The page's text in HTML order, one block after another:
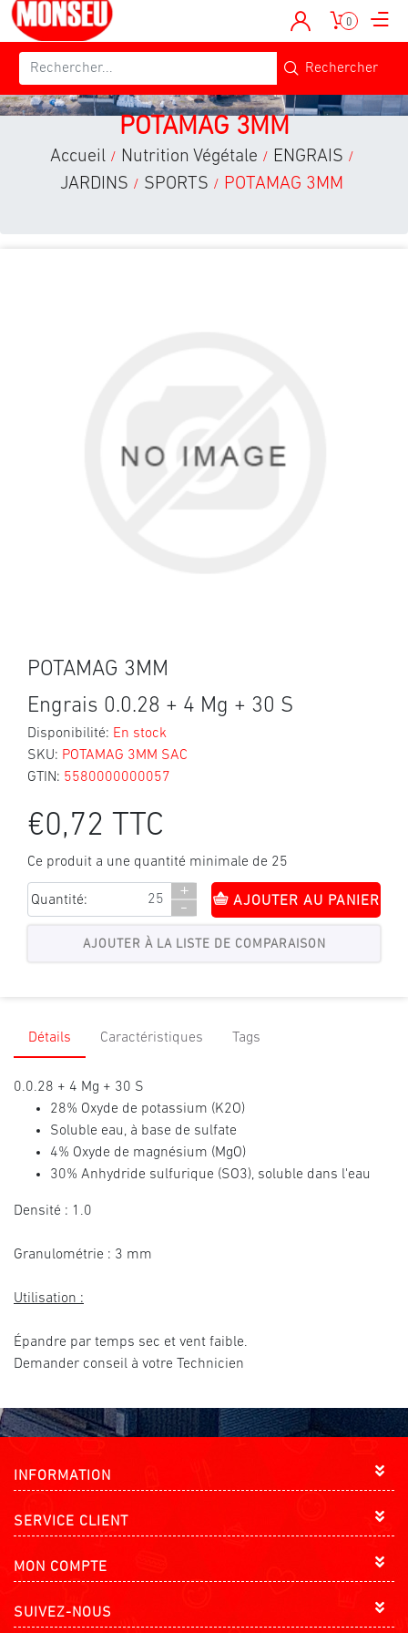
0
POTAMAG 3MM
Accueil / Nutrition Végétale / ENGRAIS /
JARDINS / SPORTS / POTAMAG 3MM
POTAMAG 3MM
Engrais 0.0.28 + 4 Mg + 30 S
Disponibilité: En stock
SKU: POTAMAG 3MM SAC
GTIN: 5580000000057
€0,72 TTC
Ce produit a une quantité minimale de 25
Quantité:
+
-
AJOUTER AU PANIER
Détails Caractéristiques Tags
0.0.28 + 4 Mg + 30 S
28% Oxyde de potassium (K2O)
Soluble eau, à base de sulfate
4% Oxyde de magnésium (MgO)
30% Anhydride sulfurique (SO3), soluble dans l'eau
Densité : 1.0
Granulométrie : 3 mm
Utilisation :
Épandre par temps sec et vent faible.
Demander conseil à votre Technicien
INFORMATION
SERVICE CLIENT
MON COMPTE
SUIVEZ-NOUS